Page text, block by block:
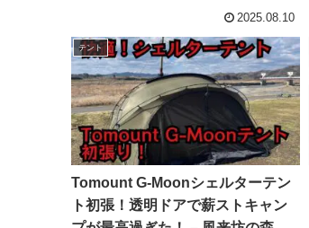
2025.08.10
テント
Tomount G-Moonシェルターテン
ト初張！透明ドアで薪ストキャン